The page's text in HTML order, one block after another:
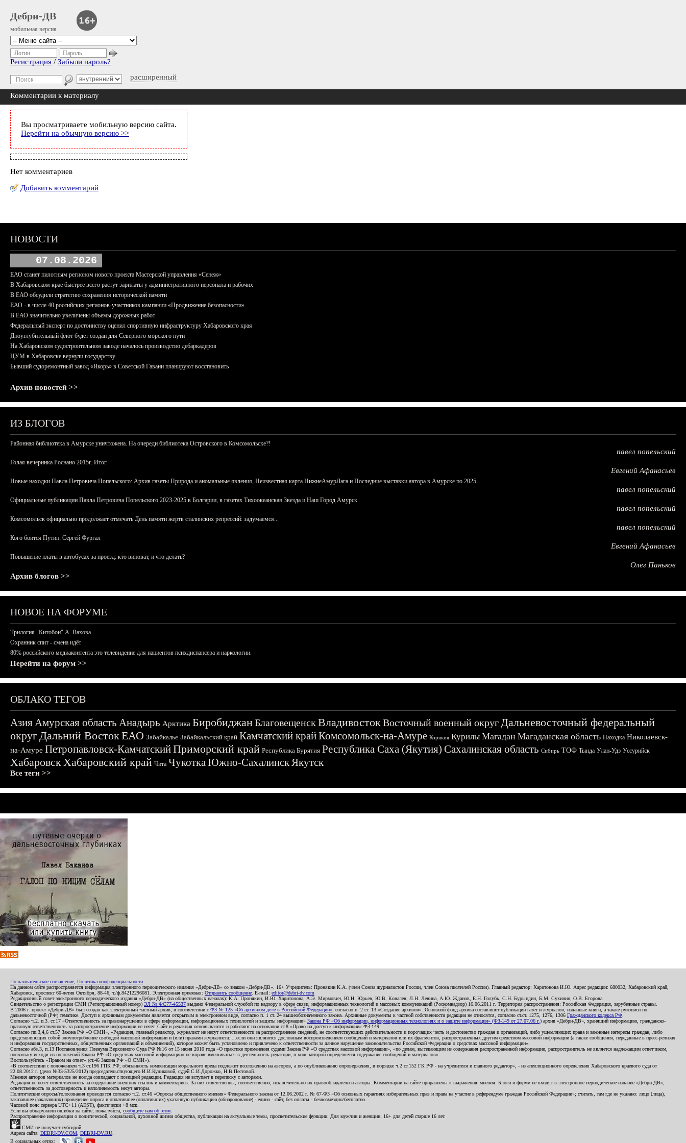
Дебри-ДВ
мобильная версия
расширенный
Логин Пароль
Регистрация / Забыли пароль?
Комментарии к материалу
Вы просматриваете мобильную версию сайта.
Перейти на обычную версию >>
Нет комментариев
Добавить комментарий
НОВОСТИ
07.08.2026
ЕАО станет пилотным регионом нового проекта Мастерской управления «Сенеж»
В Хабаровском крае быстрее всего растут зарплаты у административного персонала и рабочих
В ЕАО обсудили стратегию сохранения исторической памяти
ЕАО - в числе 40 российских регионов-участников кампании «Продвижение безопасности»
В ЕАО значительно увеличены объемы дорожных работ
Федеральный эксперт по достоинству оценил спортивную инфраструктуру Хабаровского края
Дноуглубительный флот будет создан для Северного морского пути
На Хабаровском судостроительном заводе началось производство дебаркадеров
ЦУМ в Хабаровске вернули государству
Бывший судоремонтный завод «Якорь» в Советской Гавани планируют восстановить
Архив новостей >>
ИЗ БЛОГОВ
Районная библиотека в Амурске уничтожена. На очереди библиотека Островского в Комсомольске?!
павел попельский
Голая вечеринка Роснано 2015г. Итог.
Евгений Афанасьев
Новые находки Павла Петровича Попельского: Архив газеты Природа и аномальные явления, Неизвестная карта НижнеАмурЛага и Последние выставки автора в Амурске по 2025
павел попельский
Официальные публикации Павла Петровича Попельского 2023-2025 в Болгарии, в газетах Тихоокеанская Звезда и Наш Город Амурск
павел попельский
Комсомольск официально продолжает отмечать День памяти жертв сталинских репрессий: задумаемся...
павел попельский
Кого боится Путин: Сергей Фургал
Евгений Афанасьев
Повышение платы в автобусах за проезд: кто виноват, и что делать?
Олег Паньков
Архив блогов >>
НОВОЕ НА ФОРУМЕ
Трилогия "Китобои" А. Вахова.
Охранник спит - смена идёт
80% российского медиаконтента это телевидение для пациентов психдиспансера и наркологии.
Перейти на форум >>
ОБЛАКО ТЕГОВ
АзияАмурская область Анадырь Арктика БиробиджанБлаговещенскВладивостокВосточный военный округДальневосточный федеральный
округДальний ВостокЕАО Забайкалье Забайкальский край Камчатский крайКомсомольск-на-Амуре Корякия Курилы Магадан Магаданская область Находка Николаевск-
на-Амуре Петропавловск-КамчатскийПриморский край Республика Бурятия Республика Саха (Якутия) Сахалинская область Сибирь ТОФ Тында Улан-Удэ Уссурийск
ХабаровскХабаровский край Чита ЧукоткаЮжно-СахалинскЯкутск
Все теги >>
Пользовательское соглашение Политика конфиденциальности
На данном сайте распространяется информация электронного периодического издания «Дебри-ДВ» со знаком «Дебри-ДВ». 16+ Учредитель: Пронякин К.А. (член Союза журналистов России, член Союза писателей России). Главный редактор: Харитонова И.Ю. Адрес редакции: 680032, Хабаровский край,
Хабаровск, проспект 60-летия Октября, 88-46, т./ф.84212296081. Электронная приемная: Отправить сообщение . E-mail: editor@debri-dv.com
Редакционный совет электронного периодического издания «Дебри-ДВ» (на общественных началах): К.А. Пронякин, И.Ю. Харитонова, А.Э. Мирмович, Ю.Н. Юрьев, Ю.В. Ковалев, Л.Н. Левина, А.Ю. Жданов, Е.Н. Голубь, С.Н. Бурындин, Б.М. Сухинин, О.В. Егорова
Свидетельство о регистрации СМИ (Регистрационный номер) ЭЛ № ФС77-45537 выдано Федеральной службой по надзору в сфере связи, информационных технологий и массовых коммуникаций (Роскомнадзор) 16.06.2011 г. Территория распространения: Российская Федерация, зарубежные страны.
В 2006 г. проект «Дебри-ДВ» был создан как электронный частный архив, в соответствии с ФЗ № 125 «Об архивном деле в Российской Федерации» , согласно п. 2 ст. 13 «Создание архивов». Основной фонд архива составляют публикации газет и журналов, изданные книги, а также рукописи по
дальневосточной (РФ) тематике. Доступ к архивным документам является открытым в электронном виде, согласно п. 1 ст. 24 вышеобозначенного закона. Архивные документы к частной собственности редакции не относятся, согласно ст.ст. 1275, 1276, 1306 Гражданского кодекса РФ
Согласно ч.2. п.3. ст.17 «Ответственность за правонарушения в сфере информации, информационных технологий и защиты информации» Закона РФ «Об информации, информационных технологиях и о защите информации» (ФЗ-149 от 27.07.06 г.) архив «Дебри-ДВ», хранящий информацию, гражданско-
правовую ответственность за распространение информации не несет. Сайт и редакция основываются и работают на основании ст.8 «Право на доступ к информации» ФЗ-149.
Согласно пп.3,4,6 ст.57 Закона РФ «О СМИ», «Редакция, главный редактор, журналист не несут ответственности за распространение сведений, не соответствующих действительности и порочащих честь и достоинство граждан и организаций, либо ущемляющих права и законные интересы граждан, либо
представляющих собой злоупотребление свободой массовой информации и (или) правами журналиста: ...если они являются дословным воспроизведением сообщений и материалов или их фрагментов, распространенных другим средством массовой информации (а также сообщения, переданные в пресс-релизах
и информация государственных, общественных организаций и объединений), которое может быть установлено и привлечено к ответственности за данное нарушение законодательства Российской Федерации о средствах массовой информации».
Согласно абз.3, п.13 Постановления Пленума Верховного Суда РФ №16 от 15 июня 2010 года «О практике применения судами Закона РФ «О средствах массовой информации», «по делам, вытекающим из содержания распространенной информации, распространитель не является надлежащим ответчиком,
поскольку исходя из положений Закона РФ «О средствах массовой информации» не вправе вмешиваться в деятельность редакции, в ходе которой определяется содержание сообщений и материалов».
Воспользуйтесь «Правом на ответ» (ст.46 Закона РФ «О СМИ»).
«В соответствии с положением ч.3 ст.196 ГПК РФ, обязанность компенсации морального вреда подлежит возложению на авторов, а по опубликованию опровержения, в порядке ч.2 ст.152 ГК РФ - на учредителя и главного редактор», - из апелляционного определения Хабаровского краевого суда от
22.08.2012 г. (дело №33-5325/2012) председательствующего И.И.Куликовой, судей С.И.Дорожко, Н.В.Пестовой.
Мнения авторов материалов не всегда совпадают с позицией редакции. Редакция не вступает в переписку с авторами.
Редакция не несет ответственность за содержание внешних ссылок и комментариев. За них ответственны, соответственно, исключительно их правообладатели и авторы. Комментарии на сайте приравнены к выражению мнения. Блоги и форум не входят в электронное периодическое издание «Дебри-ДВ»,
ответственность за достоверность и наполняемость несут авторы.
Политические опросы/голосования проводятся согласно ч.2. ст.46 «Опросы общественного мнения» Федерального закона от 12.06.2002 г. № 67-ФЗ «Об основных гарантиях избирательных прав и права на участие в референдуме граждан Российской Федерации»; считать, там где не указано: лицо (лица),
заказавшее (заказавших) проведение опроса и оплатившее (оплативших) указанную публикацию (обнародование) - едино - сайт, без оплаты - безвозмездно/бесплатно.
Часовой пояс сервера UTC+11 (AEST), фактически +8 мск.
Если вы обнаружили ошибки на сайте, пожалуйста, сообщите нам об этом
Распространение информации о политической, социальной, духовной жизни общества, публикации на актуальные темы, просветительские функции. Для мужчин и женщин. 16+ для детей старше 16 лет.
СМИ не получает субсидий.
Адреса сайта: DEBRI-DV.COM DEBRI-DV.RU
В социальных сетях: